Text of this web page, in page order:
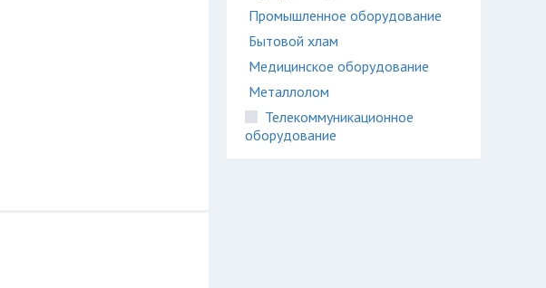
Промышленное оборудование
Бытовой хлам
Медицинское оборудование
Металлолом
Телекоммуникационное
оборудование